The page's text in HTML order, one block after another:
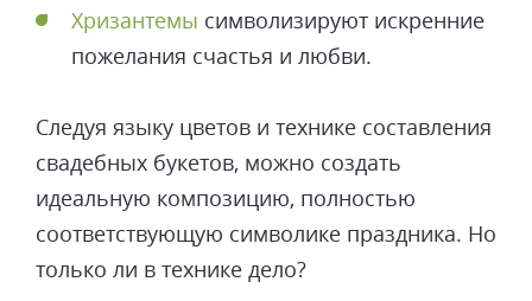
Хризантемы символизируют искренние
пожелания счастья и любви.
Следуя языку цветов и технике составления
свадебных букетов, можно создать
идеальную композицию, полностью
соответствующую символике праздника. Но
только ли в технике дело?